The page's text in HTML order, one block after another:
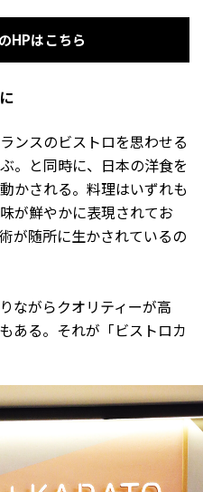
HPはこちら
ンスのビストロを思わせる
。と同時に、日本の洋食を
かされる。料理はいずれも
が鮮やかに表現されてお
が随所に生かされているの
ながらクオリティーが高
ある。それが「ビストロカ